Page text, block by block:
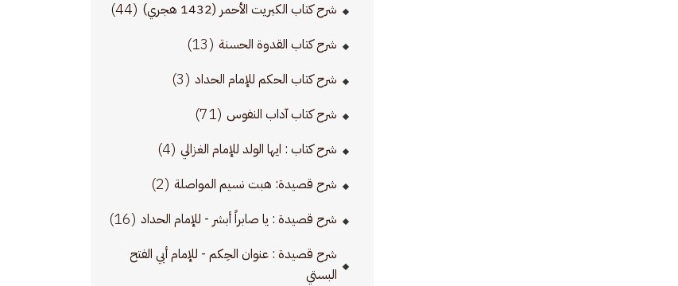
شرح كتاب الكبريت الأحمر (1432 هجري) (44)
شرح كتاب القدوة الحسنة (13)
شرح كتاب الحكم للإمام الحداد (3)
شرح كتاب آداب النفوس (71)
شرح كتاب : ايها الولد للإمام الغزالي (4)
شرح قصيدة: هبت نسيم المواصلة (2)
شرح قصيدة : يا صابراً أبشر - للإمام الحداد (16)
شرح قصيدة : عنوان الحِكم - للإمام أبي الفتح
البستي